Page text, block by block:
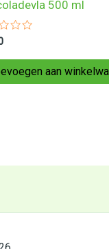
500 ml
aan